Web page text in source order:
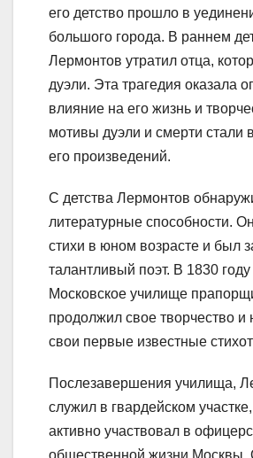
его детство прошло в
большого города. В раннем
Лермонтов утратил отца,
дуэли. Эта трагедия оказала
влияние на его жизнь и
мотивы дуэли и смерти стали
его произведений.
С детства Лермонтов
литературные способности.
стихи в юном возрасте и был
талантливый поэт. В 1830
Московское училище
продолжил свое творчество и
свои первые известные
Послезавершения училища,
служил в гвардейском
активно участвовал в